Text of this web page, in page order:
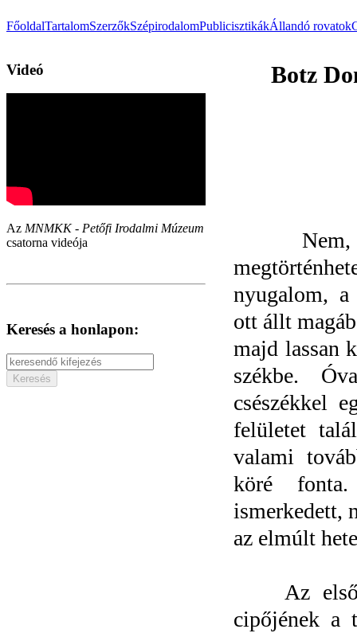
FőoldalTartalomSzerzőkSzépirodalomPublicisztikákÁllandó rovatok
Videó
Az MNMKK - Petőfi Irodalmi Múzeum
csatorna videója
Keresés a honlapon:
Botz
Nem,
nyugalom, a
ott állt
majd lassan
székbe.
csészékkel
felületet
valami
köré
ismerkedett,
az elmúlt
Az első
cipőjének a